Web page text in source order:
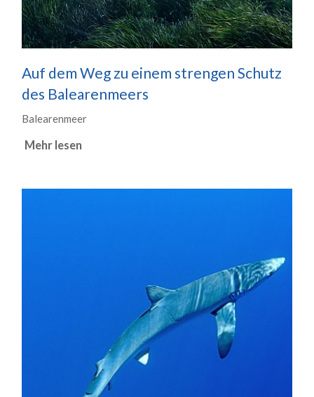
Auf dem Weg zu einem strengen Schutz
des Balearenmeers
Balearenmeer
Mehr lesen